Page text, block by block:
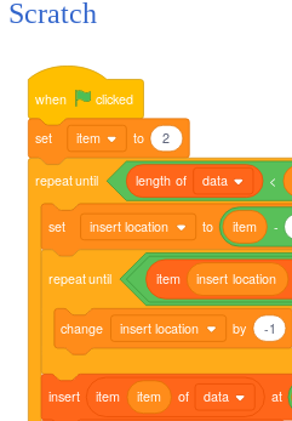
Scratch
when clicked
set item to 2
repeatuntil length of data <
set insert location to item -
repeatuntil item insert location
change insert location by -1
insert item item of data at